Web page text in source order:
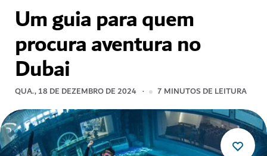
Um guia para quem
procura aventura no
Dubai
QUA., 18 DE DEZEMBRO DE 2024 7 MINUTOS DE LEITURA